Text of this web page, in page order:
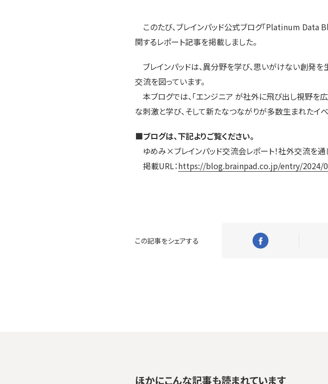
このたび、ブレインパッド公式ブログ「Platinum Data
関するレポート記事を掲載しました。
ブレインパッドは、異分野を学び、思いがけない創発
交流を図っています。
本ブログでは、「エンジニア が社外に飛び出し視野を
な刺激と学び、そして新たなつながりが多数生まれたイ
■ブログは、下記よりご覧ください。
ゆめみ×ブレインパッド交流会レポート！社外交流を通
掲載URL：https://blog.brainpad.co.jp/entry/2024/
この記事をシェアする
ほかにこんな記事も読まれています